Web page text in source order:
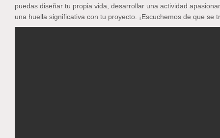
puedas diseñar tu propia vida, desarrollar una actividad
una huella significativa con tu proyecto. ¡Escuchemos de que se